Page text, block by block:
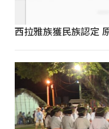
西拉雅族獲民族認定